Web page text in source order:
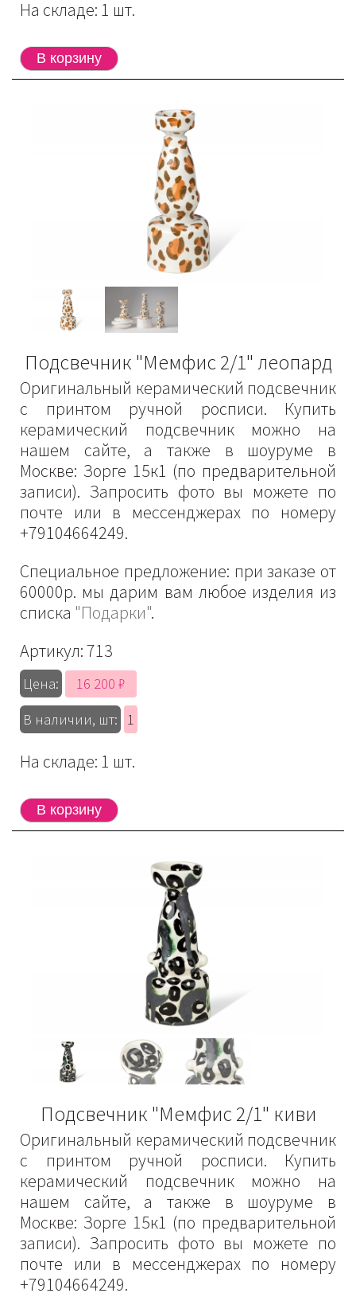
На складе: 1 шт.
Подсвечник "Мемфис 2/1" леопард
Оригинальный керамический подсвечник
с принтом ручной росписи. Купить
керамический подсвечник можно на
нашем сайте, а также в шоуруме в
Москве: Зорге 15к1 (по предварительной
записи). Запросить фото вы можете по
почте или в мессенджерах по номеру
+79104664249.
Специальное предложение: при заказе от
60000р. мы дарим вам любое изделия из
списка "Подарки".
Артикул:713
Цена:
16 200 ₽
В наличии, шт:
1
На складе: 1 шт.
Подсвечник "Мемфис 2/1" киви
Оригинальный керамический подсвечник
с принтом ручной росписи. Купить
керамический подсвечник можно на
нашем сайте, а также в шоуруме в
Москве: Зорге 15к1 (по предварительной
записи). Запросить фото вы можете по
почте или в мессенджерах по номеру
+79104664249.